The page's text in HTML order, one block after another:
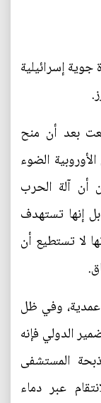
إسرائيلية
بعد أن منح
الضوء
أن آلة الحرب
إنها تستهدف
لا تستطيع أن
وفي ظل
الدولي فإنه
المستشفى
عبر دماء